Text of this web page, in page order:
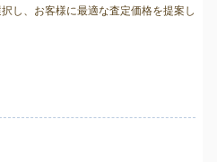
し、お客様に最適な査定価格を提案し